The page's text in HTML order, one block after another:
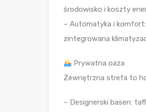
środowisko i koszty
– Automatyka i
zintegrowana
Prywatna oaza
Zewnętrzna strefa to
– Designerski basen: